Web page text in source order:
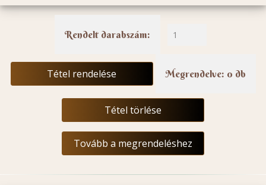
Rendelt darabszám:
Tétel rendelése Megrendelve: 0 db
Tétel törlése
Tovább a megrendeléshez